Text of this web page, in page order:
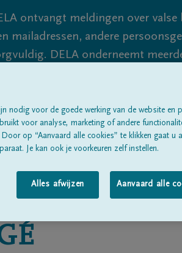
ontvangt meldingen over
andere
DELA onderneemt
dus blijf waakzaam.
Alle rouwberichten Over ons
nodig voor de goede werking van de website en
voor analyse, marketing of andere
op “Aanvaard alle cookies” te klikken gaat u
Je kan ook je voorkeuren zelf instellen.
Alles afwijzen Aanvaard alle